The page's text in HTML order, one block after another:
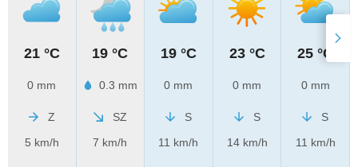
21 °C
0 mm
Z
5 km/h
19 °C
0.3 mm
SZ
7 km/h
19 °C
0 mm
S
11 km/h
23 °C
0 mm
S
14 km/h
25 °C
0 mm
S
11 km/h